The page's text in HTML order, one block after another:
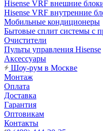
Hisense VRF внешние
Hisense VRF внутренние
Мобильные кондиционеры
Бытовые сплит системы с
Очистители
Пульты управления Hisense
Аксессуары
Шоу-рум в Москве
Монтаж
Оплата
Доставка
Гарантия
Оптовикам
Контакты